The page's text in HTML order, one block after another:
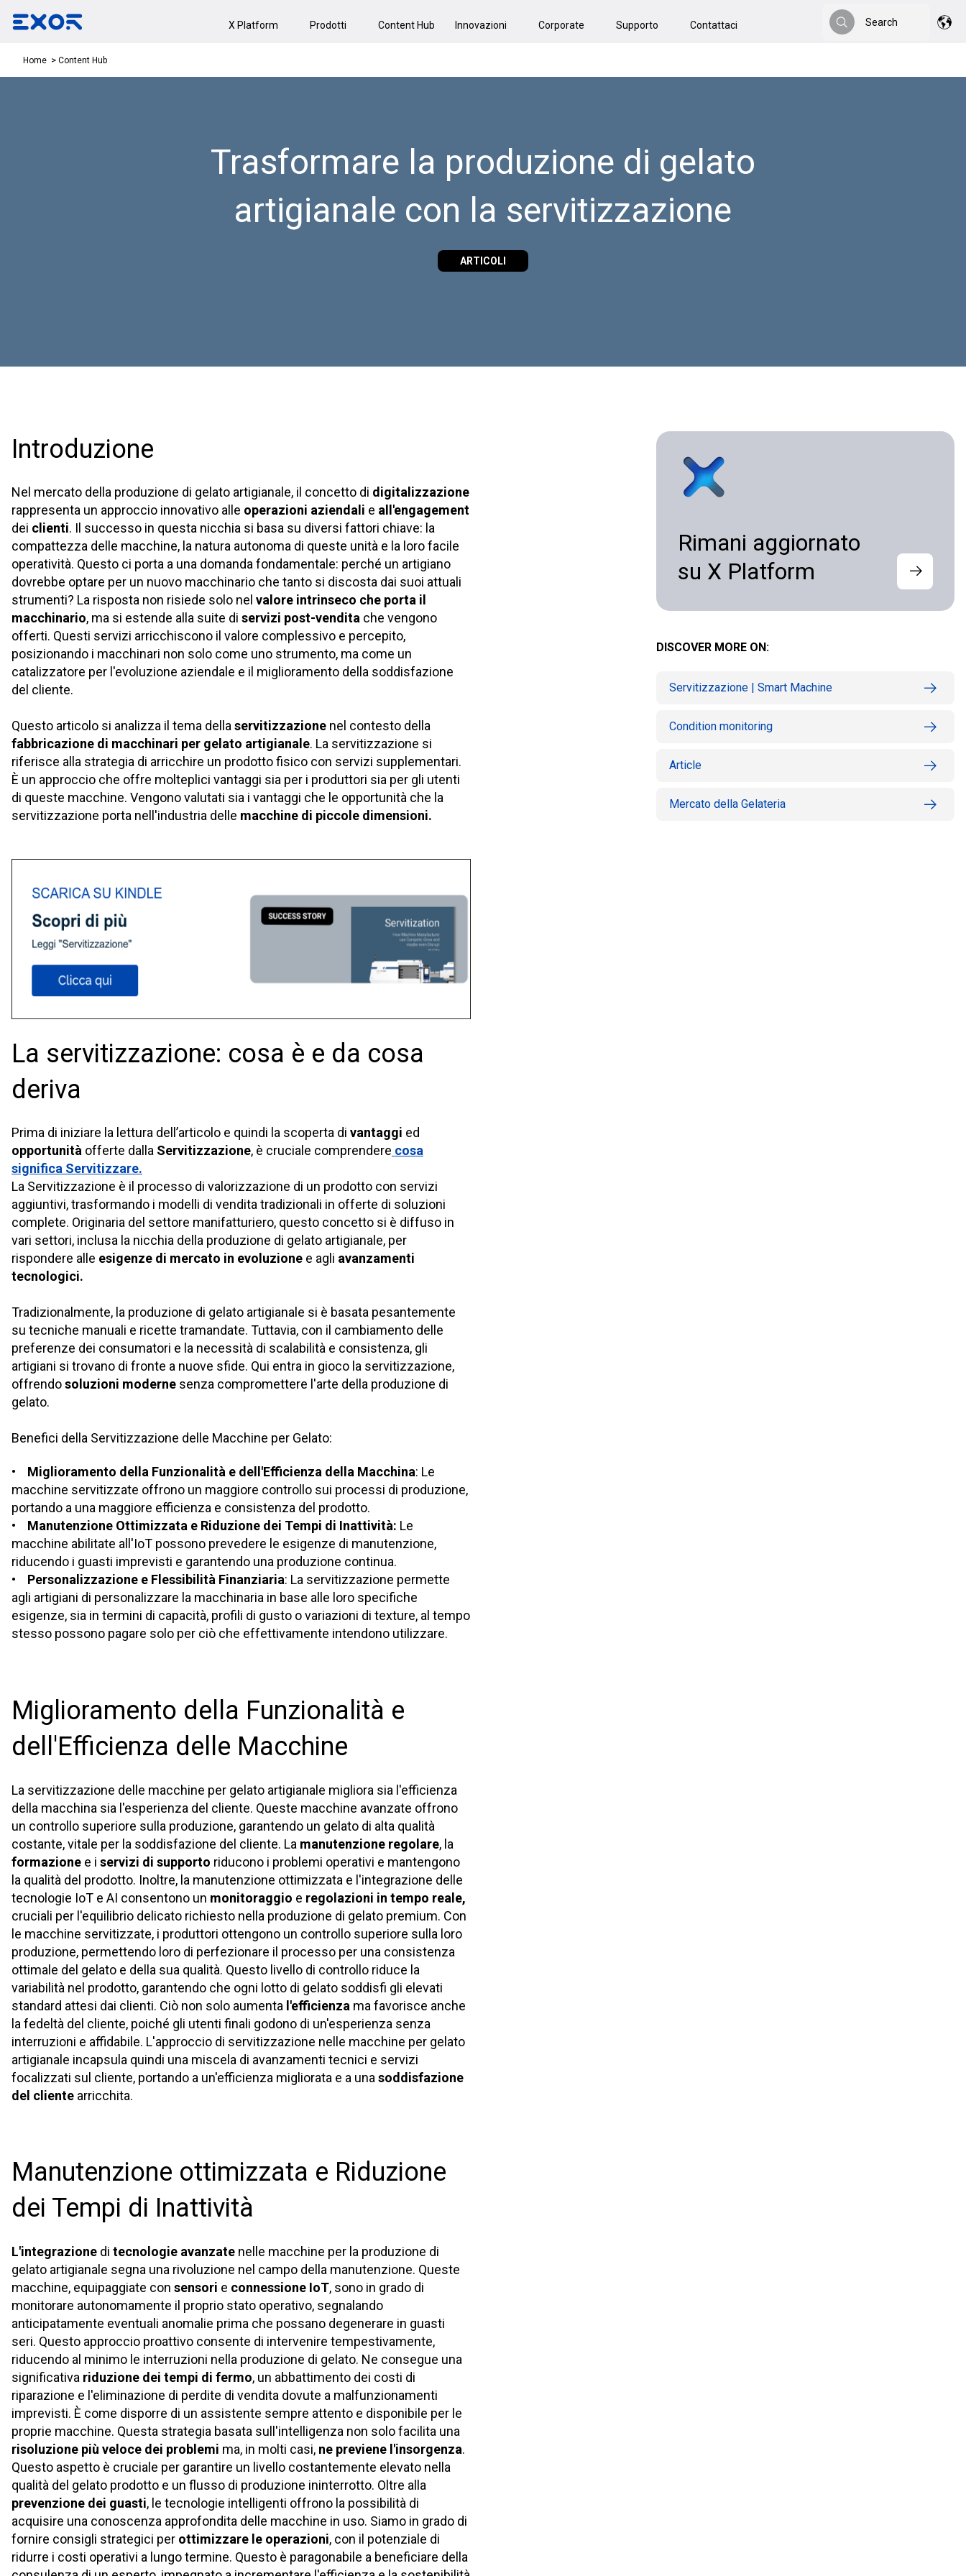
X Platform Prodotti Content Hub Innovazioni Corporate Supporto Contattaci
Search
Search
Home Content Hub
Trasformare la produzione di gelato
artigianale con la servitizzazione
ARTICOLI
Introduzione
Nel mercato della produzione di gelato artigianale, il concetto di digitalizzazione
rappresenta un approccio innovativo alle operazioni aziendali e all'engagement
dei clienti. Il successo in questa nicchia si basa su diversi fattori chiave: la
compattezza delle macchine, la natura autonoma di queste unità e la loro facile
operatività. Questo ci porta a una domanda fondamentale: perché un artigiano
dovrebbe optare per un nuovo macchinario che tanto si discosta dai suoi attuali
strumenti? La risposta non risiede solo nel valore intrinseco che porta il
macchinario, ma si estende alla suite di servizi post-vendita che vengono
offerti. Questi servizi arricchiscono il valore complessivo e percepito,
posizionando i macchinari non solo come uno strumento, ma come un
catalizzatore per l'evoluzione aziendale e il miglioramento della soddisfazione
del cliente.
Questo articolo si analizza il tema dellaservitizzazione nel contesto della
fabbricazione di macchinari per gelato artigianale. La servitizzazione si
riferisce alla strategia di arricchire un prodotto fisico con servizi supplementari.
È un approccio che offre molteplici vantaggi sia per i produttori sia per gli utenti
di queste macchine. Vengono valutati sia i vantaggi che le opportunità che la
servitizzazione porta nell'industria delle macchine di piccole dimensioni.
La servitizzazione: cosa è e da cosa
deriva
Prima di iniziare la lettura dell’articolo e quindi la scoperta di vantaggi ed
opportunità offerte dalla Servitizzazione, è cruciale comprendere cosa
significa Servitizzare.
La Servitizzazione è il processo di valorizzazione di un prodotto con servizi
aggiuntivi, trasformando i modelli di vendita tradizionali in offerte di soluzioni
complete. Originaria del settore manifatturiero, questo concetto si è diffuso in
vari settori, inclusa la nicchia della produzione di gelato artigianale, per
rispondere alle esigenze di mercato in evoluzione e agli avanzamenti
tecnologici.
Tradizionalmente, la produzione di gelato artigianale si è basata pesantemente
su tecniche manuali e ricette tramandate. Tuttavia, con il cambiamento delle
preferenze dei consumatori e la necessità di scalabilità e consistenza, gli
artigiani si trovano di fronte a nuove sfide. Qui entra in gioco la servitizzazione,
offrendosoluzioni moderne senza compromettere l'arte della produzione di
gelato.
Benefici della Servitizzazione delle Macchine per Gelato:
• Miglioramento della Funzionalità e dell'Efficienza della Macchina: Le
macchine servitizzate offrono un maggiore controllo sui processi di produzione,
portando a una maggiore efficienza e consistenza del prodotto.
• Manutenzione Ottimizzata e Riduzione dei Tempi di Inattività: Le
macchine abilitate all'IoT possono prevedere le esigenze di manutenzione,
riducendo i guasti imprevisti e garantendo una produzione continua.
• Personalizzazione e Flessibilità Finanziaria: La servitizzazione permette
agli artigiani di personalizzare la macchinaria in base alle loro specifiche
esigenze, sia in termini di capacità, profili di gusto o variazioni di texture, al tempo
stesso possono pagare solo per ciò che effettivamente intendono utilizzare.
Miglioramento della Funzionalità e
dell'Efficienza delle Macchine
La servitizzazione delle macchine per gelato artigianale migliora sia l'efficienza
della macchina sia l'esperienza del cliente. Queste macchine avanzate offrono
un controllo superiore sulla produzione, garantendo un gelato di alta qualità
costante, vitale per la soddisfazione del cliente. La manutenzione regolare, la
formazione e i servizi di supporto riducono i problemi operativi e mantengono
la qualità del prodotto. Inoltre, la manutenzione ottimizzata e l'integrazione delle
tecnologie IoT e AI consentono un monitoraggio e regolazioni in tempo reale,
cruciali per l'equilibrio delicato richiesto nella produzione di gelato premium. Con
le macchine servitizzate, i produttori ottengono un controllo superiore sulla loro
produzione, permettendo loro di perfezionare il processo per una consistenza
ottimale del gelato e della sua qualità. Questo livello di controllo riduce la
variabilità nel prodotto, garantendo che ogni lotto di gelato soddisfi gli elevati
standard attesi dai clienti. Ciò non solo aumenta l'efficienza ma favorisce anche
la fedeltà del cliente, poiché gli utenti finali godono di un'esperienza senza
interruzioni e affidabile. L'approccio di servitizzazione nelle macchine per gelato
artigianale incapsula quindi una miscela di avanzamenti tecnici e servizi
focalizzati sul cliente, portando a un'efficienza migliorata e a una soddisfazione
del cliente arricchita.
Manutenzione ottimizzata e Riduzione
dei Tempi di Inattività
L'integrazione di tecnologie avanzate nelle macchine per la produzione di
gelato artigianale segna una rivoluzione nel campo della manutenzione. Queste
macchine, equipaggiate con sensori e connessione IoT, sono in grado di
monitorare autonomamente il proprio stato operativo, segnalando
anticipatamente eventuali anomalie prima che possano degenerare in guasti
seri. Questo approccio proattivo consente di intervenire tempestivamente,
riducendo al minimo le interruzioni nella produzione di gelato. Ne consegue una
significativa riduzione dei tempi di fermo, un abbattimento dei costi di
riparazione e l'eliminazione di perdite di vendita dovute a malfunzionamenti
imprevisti. È come disporre di un assistente sempre attento e disponibile per le
proprie macchine. Questa strategia basata sull'intelligenza non solo facilita una
risoluzione più veloce dei problemi ma, in molti casi, ne previene l'insorgenza.
Questo aspetto è cruciale per garantire un livello costantemente elevato nella
qualità del gelato prodotto e un flusso di produzione ininterrotto. Oltre alla
prevenzione dei guasti, le tecnologie intelligenti offrono la possibilità di
acquisire una conoscenza approfondita delle macchine in uso. Siamo in grado di
fornire consigli strategici per ottimizzare le operazioni, con il potenziale di
ridurre i costi operativi a lungo termine. Questo è paragonabile a beneficiare della
Rimani aggiornato
su X Platform
DISCOVER MORE ON:
Servitizzazione | Smart Machine
Condition monitoring
Article
Mercato della Gelateria